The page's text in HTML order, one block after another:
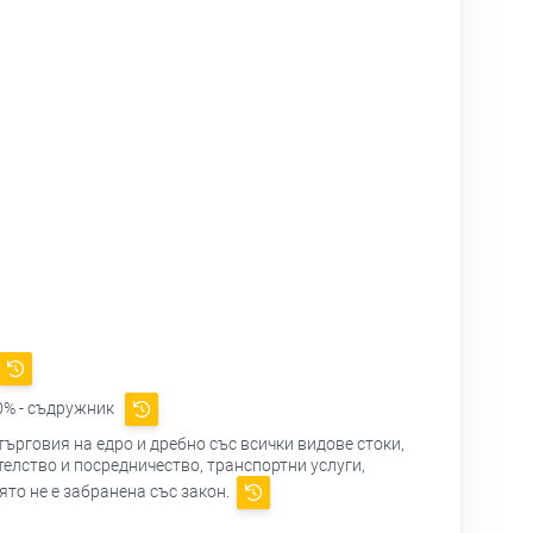
- съдружник
на едро и дребно със всички видове стоки,
и посредничество, транспортни услуги,
не е забранена със закон.